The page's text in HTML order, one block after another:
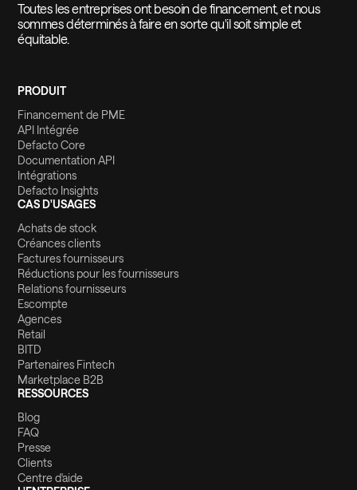
Toutes les entreprises ont besoin de financement, et nous
sommes déterminés à faire en sorte qu'il soit simple et
équitable.
PRODUIT
Financement de PME
API Intégrée
Defacto Core
Documentation API
Intégrations
Defacto Insights
CAS D'USAGES
Achats de stock
Créances clients
Factures fournisseurs
Réductions pour les fournisseurs
Relations fournisseurs
Escompte
Agences
Retail
BITD
Partenaires Fintech
Marketplace B2B
RESSOURCES
Blog
FAQ
Presse
Clients
Centre d'aide